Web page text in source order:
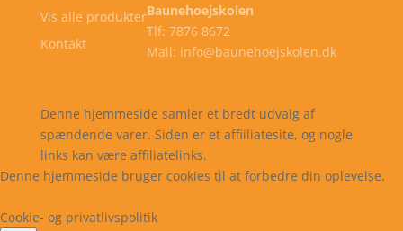
Vis alle produkter
Kontakt
Baunehoejskolen
Tlf: 7876 8672
Mail: info@baunehoejskolen.dk
Denne hjemmeside samler et bredt udvalg af
spændende varer. Siden er et affiiliatesite, og nogle
links kan være affiliatelinks.
Denne hjemmeside bruger cookies til at forbedre din oplevelse.
Cookie- og privatlivspolitik